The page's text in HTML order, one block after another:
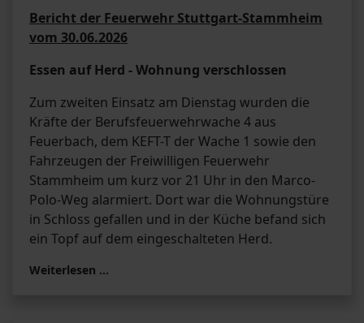
Bericht der Feuerwehr Stuttgart-Stammheim
vom 30.06.2026
Essen auf Herd - Wohnung verschlossen
Zum zweiten Einsatz am Dienstag wurden die
Kräfte der Berufsfeuerwehrwache 4 aus
Feuerbach, dem KEFT-T der Wache 1 sowie den
Fahrzeugen der Freiwilligen Feuerwehr
Stammheim um kurz vor 21 Uhr in den Marco-
Polo-Weg alarmiert. Dort war die Wohnungstüre
in Schloss gefallen und in der Küche befand sich
ein Topf auf dem eingeschalteten Herd.
Weiterlesen …